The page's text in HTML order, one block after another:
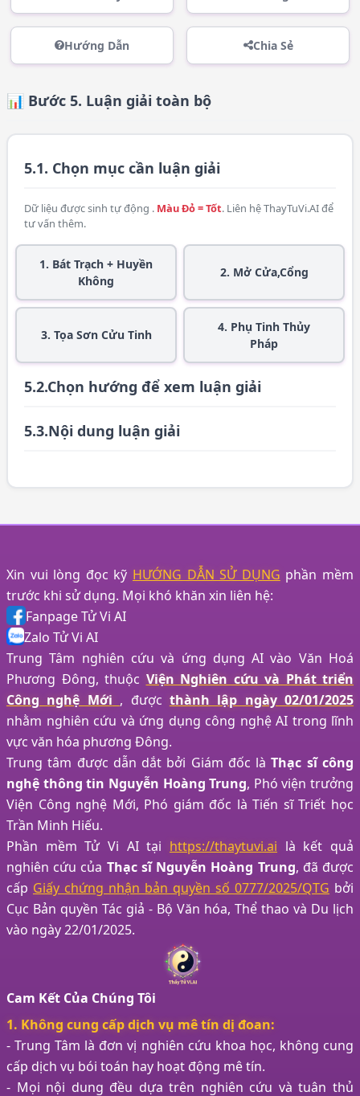
Hướng Dẫn Chia Sẻ
📊 Bước 5. Luận giải toàn bộ
5.1. Chọn mục cần luận giải
Dữ liệu được sinh tự động . Màu Đỏ = Tốt. Liên hệThayTuVi.AIđể
tư vấn thêm.
1. Bát Trạch + Huyền
Không
2. Mở Cửa,Cổng
3. Tọa Sơn Cửu Tinh
4. Phụ Tinh Thủy
Pháp
5.2.Chọn hướng để xem luận giải
5.3.Nội dung luận giải
Xin vui lòng đọc kỹ HƯỚNG DẪN SỬ DỤNG phần mềm
trước khi sử dụng. Mọi khó khăn xin liên hệ:
Fanpage Tử Vi AI
Zalo Tử Vi AI
Trung Tâm nghiên cứu và ứng dụng AI vào Văn Hoá
Phương Đông, thuộc Viện Nghiên cứu và Phát triển
Công nghệ Mới , được thành lập ngày 02/01/2025
nhằm nghiên cứu và ứng dụng công nghệ AI trong lĩnh
vực văn hóa phương Đông.
Trung tâm được dẫn dắt bởi Giám đốc làThạc sĩ công
nghệ thông tin Nguyễn Hoàng Trung, Phó viện trưởng
Viện Công nghệ Mới, Phó giám đốc là Tiến sĩ Triết học
Trần Minh Hiếu.
Phần mềm Tử Vi AI tại https://thaytuvi.ai là kết quả
nghiên cứu của Thạc sĩ Nguyễn Hoàng Trung, đã được
cấp Giấy chứng nhận bản quyền số 0777/2025/QTG bởi
Cục Bản quyền Tác giả - Bộ Văn hóa, Thể thao và Du lịch
vào ngày 22/01/2025.
Cam Kết Của Chúng Tôi
1. Không cung cấp dịch vụ mê tín dị đoan:
- Trung Tâm là đơn vị nghiên cứu khoa học, không cung
cấp dịch vụ bói toán hay hoạt động mê tín.
- Mọi nội dung đều dựa trên nghiên cứu và tuân thủ